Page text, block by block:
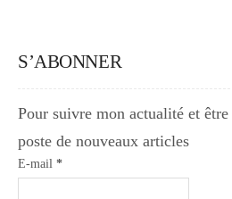
S’ABONNER
Pour suivre mon actualité et
poste de nouveaux articles
E-mail *